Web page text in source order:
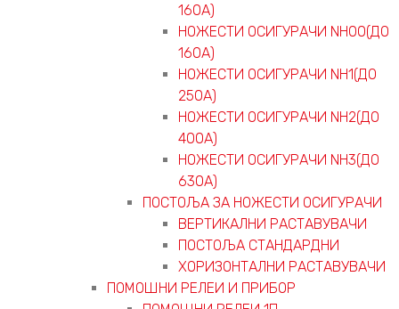
160А)
НОЖЕСТИ ОСИГУРАЧИ NH00(ДО
160А)
НОЖЕСТИ ОСИГУРАЧИ NH1(ДО
250А)
НОЖЕСТИ ОСИГУРАЧИ NH2(ДО
400А)
НОЖЕСТИ ОСИГУРАЧИ NH3(ДО
630А)
ПОСТОЉА ЗА НОЖЕСТИ ОСИГУРАЧИ
ВЕРТИКАЛНИ РАСТАВУВАЧИ
ПОСТОЉА СТАНДАРДНИ
ХОРИЗОНТАЛНИ РАСТАВУВАЧИ
ПОМОШНИ РЕЛЕИ И ПРИБОР